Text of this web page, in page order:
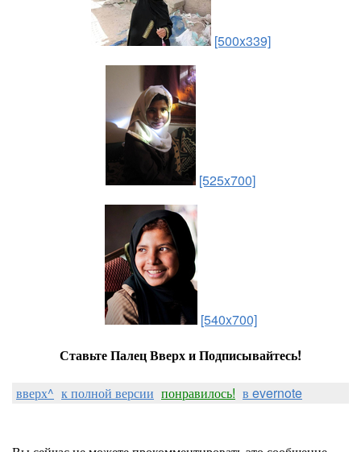
[500x339]
[525x700]
[540x700]
Ставьте Палец Вверх и Подписывайтесь!
вверх^ к полной версии понравилось! в evernote